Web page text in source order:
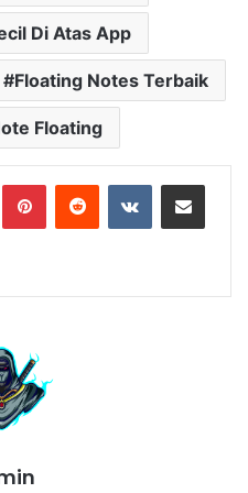
Di Atas App
Floating Notes Terbaik
Floating
PinterestReddit VKontakteShare via Email